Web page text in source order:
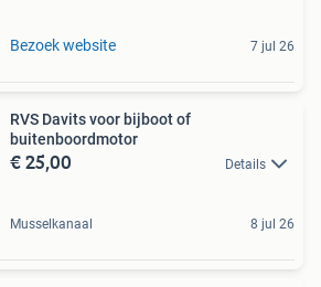
Bezoek website 7 jul 26
RVS Davits voor bijboot of
buitenboordmotor
€ 25,00 Details
Musselkanaal 8 jul 26